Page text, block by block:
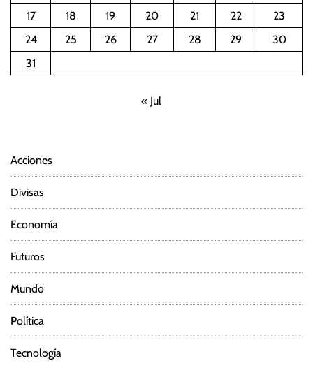
17
18 19 20 21 22
23
24
25 26 27 28 29
30
31
« Jul
Acciones
Divisas
Economía
Futuros
Mundo
Política
Tecnología